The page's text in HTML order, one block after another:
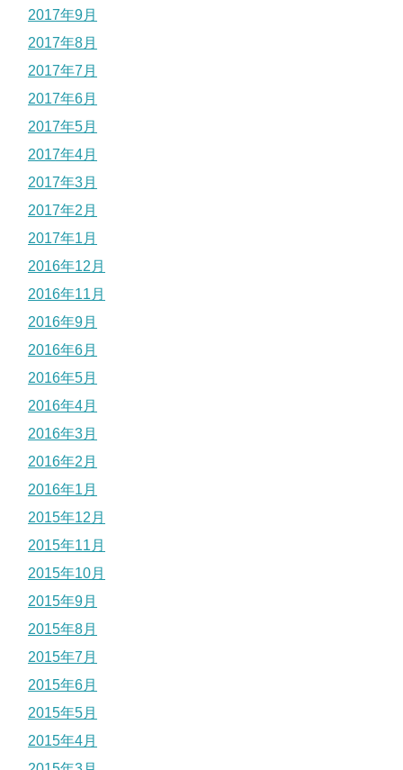
2017年9月
2017年8月
2017年7月
2017年6月
2017年5月
2017年4月
2017年3月
2017年2月
2017年1月
2016年12月
2016年11月
2016年9月
2016年6月
2016年5月
2016年4月
2016年3月
2016年2月
2016年1月
2015年12月
2015年11月
2015年10月
2015年9月
2015年8月
2015年7月
2015年6月
2015年5月
2015年4月